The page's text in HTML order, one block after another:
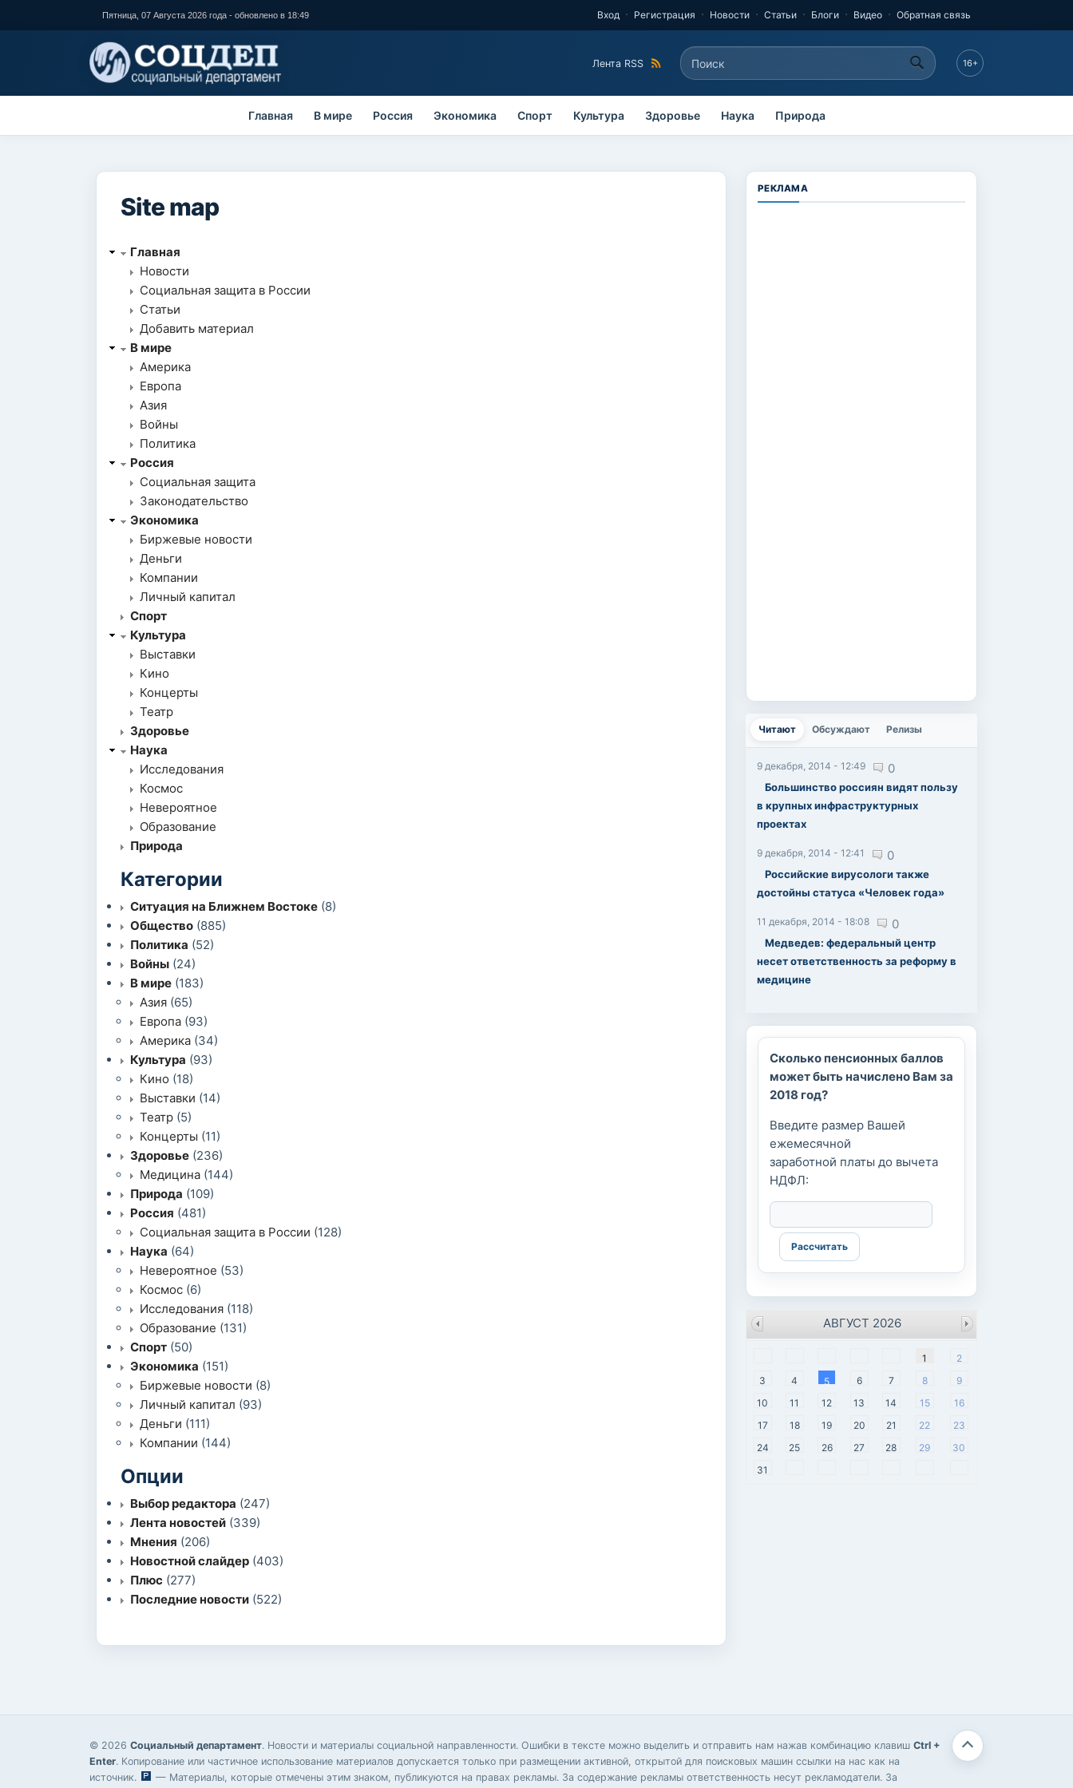
основному
Пятница, 07 Августа 2026 года - обновлено в 18:49 Вход Регистрация Новости Статьи Блоги Видео Обратная связь
Лента RSS Форма поиска
Поиск 16+
Главная В мире Россия Экономика Спорт Культура Здоровье Наука Природа
Site map
Главная
Новости
Социальная защита в России
Статьи
Добавить материал
В мире
Америка
Европа
Азия
Войны
Политика
Россия
Социальная защита
Законодательство
Экономика
Биржевые новости
Деньги
Компании
Личный капитал
Спорт
Культура
Выставки
Кино
Концерты
Театр
Здоровье
Наука
Исследования
Космос
Невероятное
Образование
Природа
Категории
Ситуация на Ближнем Востоке (8)
Общество (885)
Политика (52)
Войны (24)
В мире (183)
Азия (65)
Европа (93)
Америка (34)
Культура (93)
Кино (18)
Выставки (14)
Театр (5)
Концерты (11)
Здоровье (236)
Медицина (144)
Природа (109)
Россия (481)
Социальная защита в России (128)
Наука (64)
Невероятное (53)
Космос (6)
Исследования (118)
Образование (131)
Спорт (50)
Экономика (151)
Биржевые новости (8)
Личный капитал (93)
Деньги (111)
Компании (144)
Опции
Выбор редактора (247)
Лента новостей (339)
Мнения (206)
Новостной слайдер (403)
Плюс (277)
Последние новости (522)
РЕКЛАМА
Читают
(активная вкладка)
Обсуждают Релизы
9 декабря, 2014 - 12:49 0
Большинство россиян видят пользу
в крупных инфраструктурных
проектах
9 декабря, 2014 - 12:41 0
Российские вирусологи также
достойны статуса «Человек года»
11 декабря, 2014 - 18:08 0
Медведев: федеральный центр
несет ответственность за реформу в
медицине
Сколько пенсионных баллов
может быть начислено Вам за
2018 год?
Введите размер Вашей
ежемесячной
заработной платы до вычета
НДФЛ:
1
2
3
4 5 6 7 8
9
10
11 12 13 14 15
16
17
18 19 20 21 22
23
24
25 26 27 28 29
30
31
АВГУСТ 2026
© 2026 Социальный департамент. Новости и материалы социальной направленности. Ошибки в тексте можно выделить и отправить нам нажав комбинацию клавиш Ctrl +
Enter. Копирование или частичное использование материалов допускается только при размещении активной, открытой для поисковых машин ссылки на нас как на
источник.
— Материалы, которые отмечены этим знаком, публикуются на правах рекламы. За содержание рекламы ответственность несут рекламодатели. За